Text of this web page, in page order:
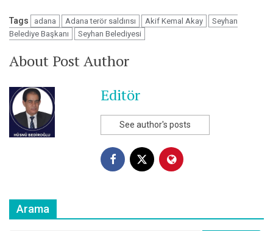
Tags adana Adana terör saldırısı Akif Kemal Akay
Seyhan
Belediye Başkanı
Seyhan Belediyesi
About Post Author
Editör
See author's posts
Arama